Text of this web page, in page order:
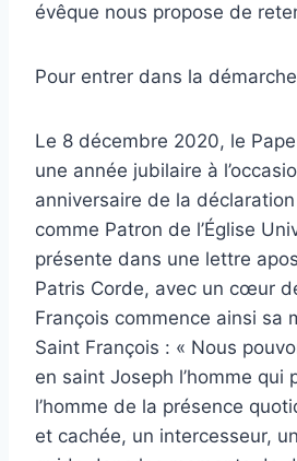
évêque nous propose de
Pour entrer dans la
Le 8 décembre 2020, le
une année jubilaire à
anniversaire de la
comme Patron de l’Église
présente dans une lettre
Patris Corde, avec un cœur
François commence ainsi sa
Saint François : « Nous
en saint Joseph l’homme qui
l’homme de la présence
et cachée, un intercesseur,